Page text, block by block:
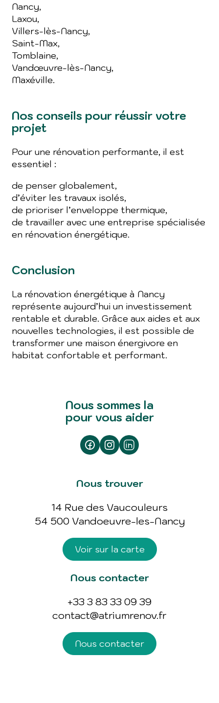
Nancy,
Laxou,
Villers-lès-Nancy,
Saint-Max,
Tomblaine,
Vandœuvre-lès-Nancy,
Maxéville.
Nos conseils pour réussir votre
projet
Pour une rénovation performante, il est
essentiel :
de penser globalement,
d’éviter les travaux isolés,
de prioriser l’enveloppe thermique,
de travailler avec une entreprise spécialisée
en rénovation énergétique.
Conclusion
La rénovation énergétique à Nancy
représente aujourd’hui un investissement
rentable et durable. Grâce aux aides et aux
nouvelles technologies, il est possible de
transformer une maison énergivore en
habitat confortable et performant.
Nous sommes la
pour vous aider
Nous trouver
14 Rue des Vaucouleurs
54 500 Vandoeuvre-les-Nancy
Voir sur la carte
Nous contacter
+33 3 83 33 09 39
contact@atriumrenov.fr
Nous contacter